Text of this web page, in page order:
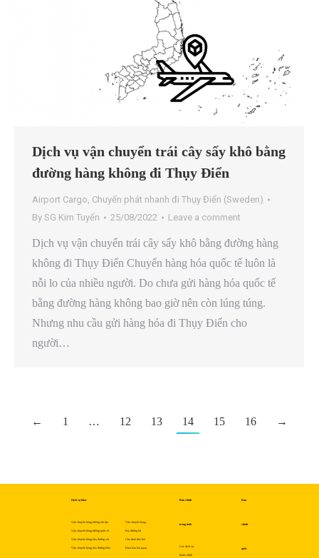
Dịch vụ vận chuyển trái cây sấy khô bằng
đường hàng không đi Thụy Điển
Airport Cargo, Chuyển phát nhanh đi Thụy Điển (Sweden)
By SG Kim Tuyến 25/08/2022 Leave a comment
Dịch vụ vận chuyển trái cây sấy khô bằng đường hàng
không đi Thụy Điển Chuyển hàng hóa quốc tế luôn là
nỗi lo của nhiều người. Do chưa gửi hàng hóa quốc tế
bằng đường hàng không bao giờ nên còn lúng túng.
Nhưng nhu cầu gửi hàng hóa đi Thụy Điển cho
người…
← 1 … 12 13 14 15 16 →
Dịch vụ khác
Vận chuyển hàng không nội địa
Vận chuyển hàng không quốc tế
Vận chuyển hàng hóa đường sắt
Vận chuyển hàng hóa đường biển
Vận chuyển hàng
hóa đường bộ
Cho thuê kho bãi
Khai báo hải quan
Bưu chính
trong nước
Các dịch vụ
hành chính
Bưu
chính
quốc